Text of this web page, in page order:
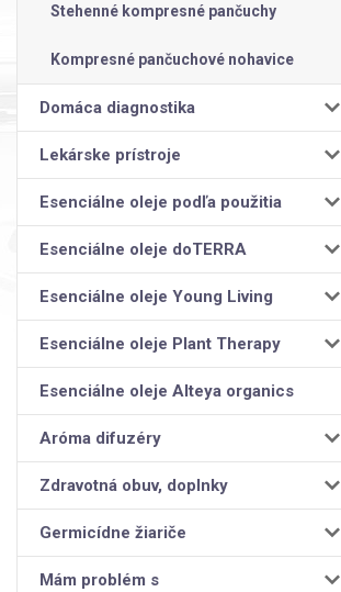
Stehenné kompresné pančuchy
Kompresné pančuchové nohavice
Domáca diagnostika
Lekárske prístroje
Esenciálne oleje podľa použitia
Esenciálne oleje doTERRA
Esenciálne oleje Young Living
Esenciálne oleje Plant Therapy
Esenciálne oleje Alteya organics
Aróma difuzéry
Zdravotná obuv, doplnky
Germicídne žiariče
Mám problém s